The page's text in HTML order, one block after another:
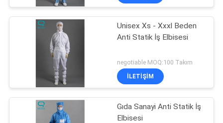
Unisex Xs - Xxxl Beden
Anti Statik İş Elbisesi
negotiable MOQ:100 Takım
İLETIŞIM
Gıda Sanayi Anti Statik İş
Elbisesi